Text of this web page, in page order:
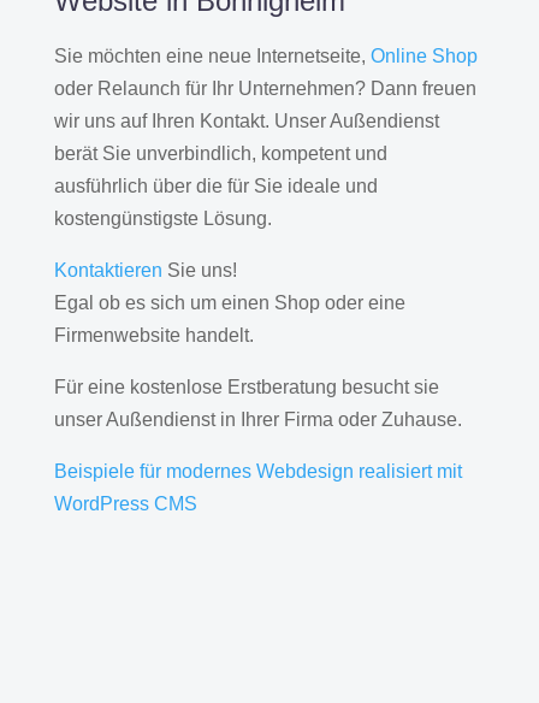
Sie möchten eine neue Internetseite, Online Shop
oder Relaunch für Ihr Unternehmen? Dann freuen
wir uns auf Ihren Kontakt. Unser Außendienst
berät Sie unverbindlich, kompetent und
ausführlich über die für Sie ideale und
kostengünstigste Lösung.
Kontaktieren Sie uns!
Egal ob es sich um einen Shop oder eine
Firmenwebsite handelt.
Für eine kostenlose Erstberatung besucht sie
unser Außendienst in Ihrer Firma oder Zuhause.
Beispiele für modernes Webdesign realisiert mit
WordPress CMS